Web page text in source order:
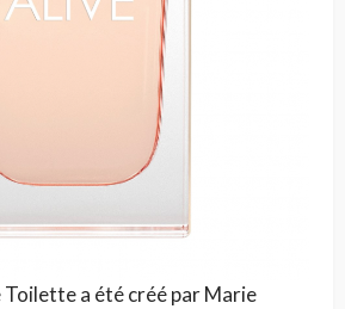
Toilette a été créé par Marie